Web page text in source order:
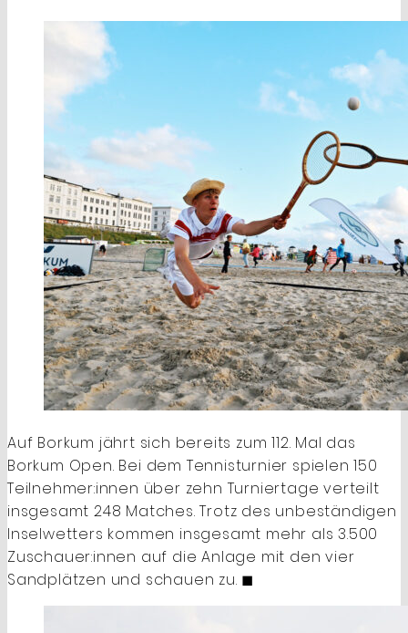
Auf Borkum jährt sich bereits zum 112. Mal das
Borkum Open. Bei dem Tennisturnier spielen 150
Teilnehmer:innen über zehn Turniertage verteilt
insgesamt 248 Matches. Trotz des unbeständigen
Inselwetters kommen insgesamt mehr als 3.500
Zuschauer:innen auf die Anlage mit den vier
Sandplätzen und schauen zu. ◼